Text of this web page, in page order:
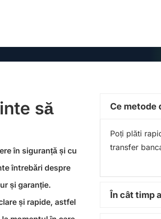
să
în siguranță și cu
întrebări despre
și garanție.
și rapide, astfel
Ce metode
Poți plăti
transfer
În cât timp